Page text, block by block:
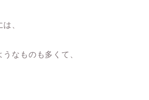
、
なものも多くて、